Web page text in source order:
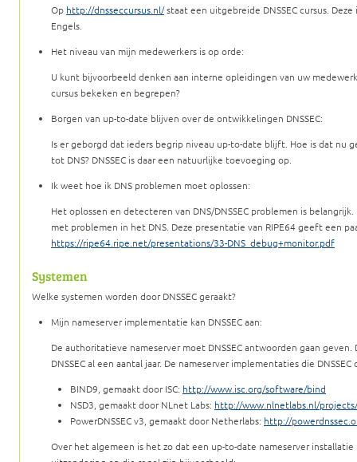
Op http://dnsseccursus.nl/staat een uitgebreide DNSSEC cursus.
Engels.
Het niveau van mijn medewerkers is op orde:
U kunt bijvoorbeeld denken aan interne opleidingen van uw
cursus bekeken en begrepen?
Borgen van up-to-date blijven over de ontwikkelingen DNSSEC:
Is er geborgd dat ieders begrip niveau up-to-date blijft. Hoe is dat nu
tot DNS? DNSSEC is daar een natuurlijke toevoeging op.
Ik weet hoe ik DNS problemen moet oplossen:
Het oplossen en detecteren van DNS/DNSSEC problemen is
met problemen in het DNS. Deze presentatie van RIPE64 geeft een
https://ripe64.ripe.net/presentations/33-DNS_debug+monitor.pdf
Systemen
Welke systemen worden door DNSSEC geraakt?
Mijn nameserver implementatie kan DNSSEC aan:
De authoritatieve nameserver moet DNSSEC antwoorden gaan
DNSSEC al een aantal jaar. De nameserver implementaties die
BIND9, gemaakt door ISC: http://www.isc.org/software/bind
NSD3, gemaakt door NLnet Labs: http://www.nlnetlabs.nl/
PowerDNSSEC v3, gemaakt door Netherlabs: http://
Over het algemeen is het zo dat een up-to-date nameserver